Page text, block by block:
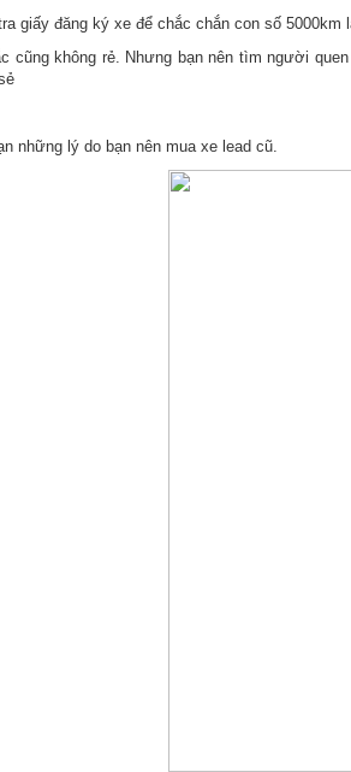
giấy đăng ký xe để chắc chắn con số
cũng không rẻ. Nhưng bạn nên tìm người
những lý do bạn nên mua xe lead cũ.